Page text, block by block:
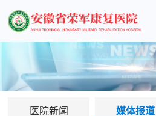
医院新闻 媒体报道